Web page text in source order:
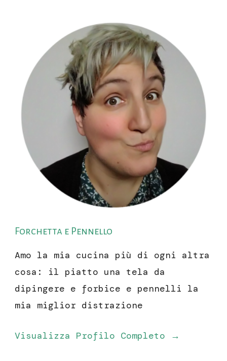
Forchetta e Pennello
Amo la mia cucina più di ogni altra
cosa: il piatto una tela da
dipingere e forbice e pennelli la
mia miglior distrazione
Visualizza Profilo Completo →